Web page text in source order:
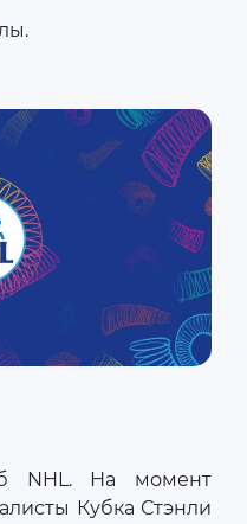
NHL. На момент
Кубка Стэнли